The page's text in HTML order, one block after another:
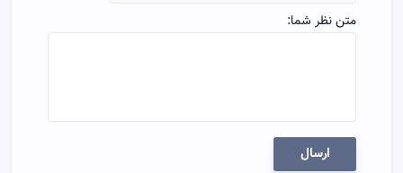
متن نظر شما:
ارسال